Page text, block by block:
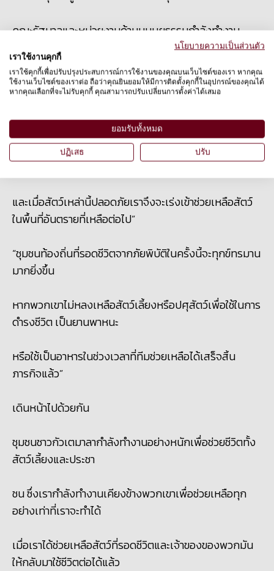
คณะรัฐบาลและหน่วยงานด้านมนุษยธรรมกำลังทำงาน
อย่างขมักเขม้น”
“ขณะนี้เรากำลังทำงานเพื่อช่วยเหลือสัตว์ที่ได้รับบาดเจ็บ
ปราศจากอาหารและน้ำ และมีความเสี่ยงสูงที่จะเกิดโรค
เป้าหมายของเราคือการเข้าช่วยเหลือสัตว์ที่อยู่ในที่พักพิง
ต่างๆเป็นอันดับแรก
และเมื่อสัตว์เหล่านี้ปลอดภัยเราจึงจะเร่งเข้าช่วยเหลือสัตว์
ในพื้นที่อันตรายที่เหลือต่อไป”
“ชุมชนท้องถิ่นที่รอดชีวิตจากภัยพิบัติในครั้งนี้จะทุกข์ทรมาน
มากยิ่งขึ้น
หากพวกเขาไม่หลงเหลือสัตว์เลี้ยงหรือปศุสัตว์เพื่อใช้ในการ
ดำรงชีวิต เป็นยานพาหนะ
หรือใช้เป็นอาหารในช่วงเวลาที่ทีมช่วยเหลือได้เสร็จสิ้น
ภารกิจแล้ว”
เดินหน้าไปด้วยกัน
ชุมชนชาวกัวเตมาลากำลังทำงานอย่างหนักเพื่อช่วยชีวิตทั้ง
สัตว์เลี้ยงและประชา
ชน ซึ่งเรากำลังทำงานเคียงข้างพวกเขาเพื่อช่วยเหลือทุก
อย่างเท่าที่เราจะทำได้
เมื่อเราได้ช่วยเหลือสัตว์ที่รอดชีวิตและเจ้าของของพวกมัน
ให้กลับมาใช้ชีวิตต่อได้แล้ว
นโยบายความเป็นส่วนตัว
เราใช้งานคุกกี้
เราใช้คุกกี้เพื่อปรับปรุงประสบการณ์การใช้งานของคุณบนเว็บไซต์ของเรา หากคุณ
ใช้งานเว็บไซต์ของเราต่อ ถือว่าคุณยินยอมให้มีการติดตั้งคุกกี้ในอุปกรณ์ของคุณได้
หากคุณเลือกที่จะไม่รับคุกกี้ คุณสามารถปรับเปลี่ยนการตั้งค่าได้เสมอ
ยอมรับทั้งหมด
ปฏิเสธ ปรับ